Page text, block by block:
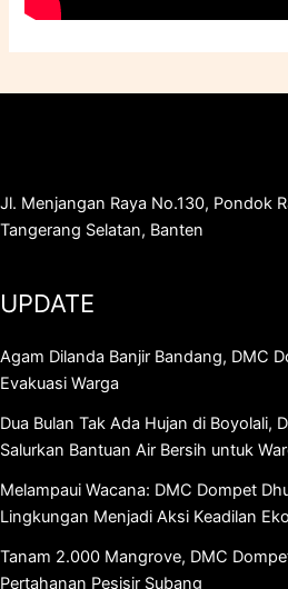
Jl. Menjangan Raya No.130, Pondok
Tangerang Selatan, Banten
UPDATE
Agam Dilanda Banjir Bandang, DMC
Evakuasi Warga
Dua Bulan Tak Ada Hujan di Boyolali,
Salurkan Bantuan Air Bersih untuk
Melampaui Wacana: DMC Dompet
Lingkungan Menjadi Aksi Keadilan
Tanam 2.000 Mangrove, DMC
Pertahanan Pesisir Subang